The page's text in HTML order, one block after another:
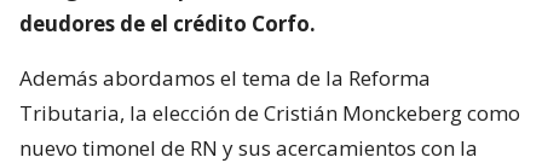
deudores de el crédito Corfo.
Además abordamos el tema de la Reforma
Tributaria, la elección de Cristián Monckeberg como
nuevo timonel de RN y sus acercamientos con la